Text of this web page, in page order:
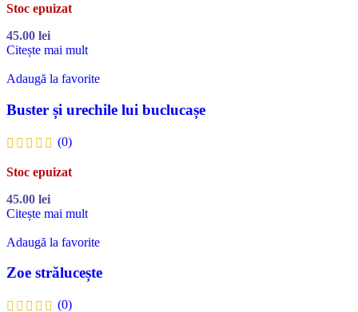
Stoc epuizat
45.00 lei
Citește mai mult
Adaugă la favorite
Buster și urechile lui buclucașe
(0)
Stoc epuizat
45.00 lei
Citește mai mult
Adaugă la favorite
Zoe strălucește
(0)